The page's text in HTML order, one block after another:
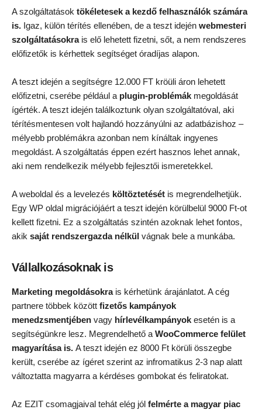
A szolgáltatások tökéletesek a kezdő felhasználók számára
is. Igaz, külön térítés ellenében, de a teszt idején webmesteri
szolgáltatásokra is elő lehetett fizetni, sőt, a nem rendszeres
előfizetők is kérhettek segítséget óradíjas alapon.
A teszt idején a segítségre 12.000 FT kröüli áron lehetett
előfizetni, cserébe például a plugin-problémák megoldását
ígérték. A teszt idején találkoztunk olyan szolgáltatóval, aki
térítésmentesen volt hajlandó hozzányúlni az adatbázishoz –
mélyebb problémákra azonban nem kínáltak ingyenes
megoldást. A szolgáltatás éppen ezért hasznos lehet annak,
aki nem rendelkezik mélyebb fejlesztői ismeretekkel.
A weboldal és a levelezés költöztetését is megrendelhetjük.
Egy WP oldal migrációjáért a teszt idején körülbelül 9000 Ft-ot
kellett fizetni. Ez a szolgáltatás szintén azoknak lehet fontos,
akik saját rendszergazda nélkül vágnak bele a munkába.
Vállalkozásoknak is
Marketing megoldásokra is kérhetünk árajánlatot. A cég
partnere többek között fizetős kampányok
menedzsmentjében vagy hírlevélkampányok esetén is a
segítségünkre lesz. Megrendelhető a WooCommerce felület
magyarítása is. A teszt idején ez 8000 Ft körüli összegbe
került, cserébe az ígéret szerint az infromatikus 2-3 nap alatt
változtatta magyarra a kérdéses gombokat és feliratokat.
Az EZIT csomagjaival tehát elég jól felmérte a magyar piac